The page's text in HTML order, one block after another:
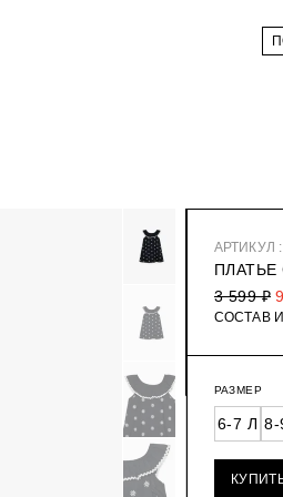
АРТИКУЛ :
3 599 ₽
СОСТАВ
РАЗМЕР
6-7 Л 8-